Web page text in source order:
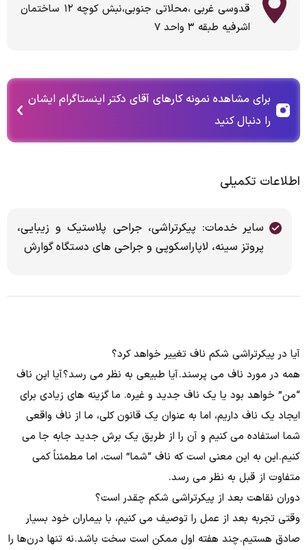
قدوسی غربی ،محلاتی جنوبی،نبش کوچه ۱۲ ساختمان
اشرفیه طبقه ۳ واحد ۷
برای مشاهده نمونه کارهای آقای دکتر اینستاگرام ایشان
را دنبال کنید
اطلاعات تکمیلی
سایر خدمات: پیکرتراشی، جراحی پلاستیک و زیبایی،
پروتز سینه، لاپاراسکوپی و جراحی های دستگاه گوارش
آیا در پیکرتراشی شکم ناف تغییر خواهد کرد؟
همه در مورد ناف می پرسند. آیا طبیعی به نظر می رسد؟ آیا این ناف
“من” خواهد بود یا یک ناف جدید و غیره. ما گزینه های زیادی برای
ایجاد یک ناف داریم، اما به عنوان یک قانون کلی، ما از ناف واقعی
شما استفاده می کنیم و آن را از طریق یک برش جدید جابه جا می
کنیم. این به این معنی است که ناف “شما” است، اما مطمئناً کمی
متفاوت از قبل به نظر می رسد.
دوران نقاهت بعد از پیکرتراشی شکم چقدر است؟
وقتی تجربه بعد از عمل را توصیف می کنیم، با بیماران خود بسیار
صادق هستیم. چند هفته اول ممکن است سخت باشد. نه تنها درن‌ها را